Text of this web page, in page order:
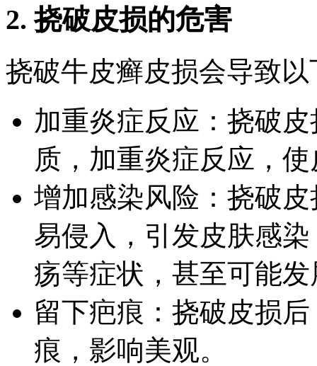
2. 挠破皮损的危害
挠破牛皮癣皮损会导致
加重炎症反应：挠破
质，加重炎症反应，
增加感染风险：挠破
易侵入，引发皮肤感
疡等症状，甚至可能
留下疤痕：挠破皮损
痕，影响美观。